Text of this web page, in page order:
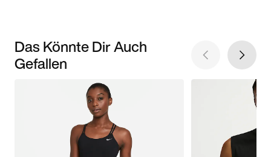
Das Könnte Dir Auch
Gefallen